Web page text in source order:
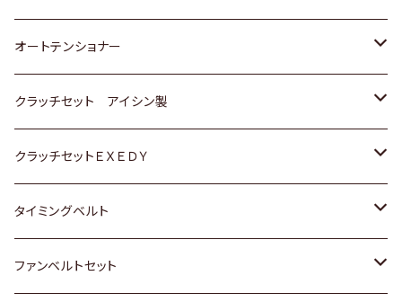
スバル
三菱
スバル
三菱
スバル
いすゞ
ダイハツ
マツダ
三菱
スバル
GOLF
ＷＡＧＥＮ
アストロ（シボレー）
クライスラー
ＷＡＧＥＮ
ＶＯＬＶＯ
ホンダ
スズキ
日産
ダイハツ
マツダ
スズキ
ダイハツ
日産
ホンダ
マツダ
オートテンショナー
トヨタ
クラッチセット アイシン製
ホンダ
スズキ
ダイハツ
クラッチセットＥＸＥＤＹ
ホンダ
スズキ
タイミングベルト
トヨタ
ファンベルトセット